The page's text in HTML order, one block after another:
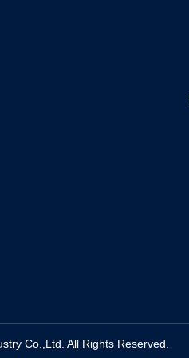
Co.,Ltd. All Rights Reserved.